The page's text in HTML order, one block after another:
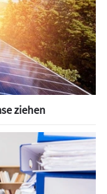
ziehen